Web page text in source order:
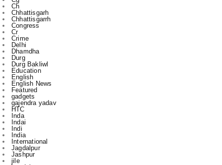
Cr
Crime
Delhi
Dhamdha
Durg
Durg Bakliwl
Education
English
English News
Featured
gadgets
gajendra yadav
HTC
Inda
Indai
Indi
India
International
Jagdalpur
Jashpur
jile
kasdol
Kawardha
l
m